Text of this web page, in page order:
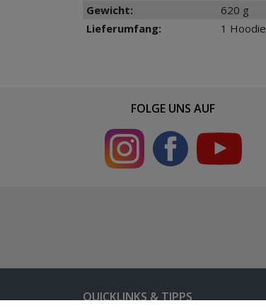
Gewicht:
620 g
Lieferumfang:
1 Hoodie
FOLGE UNS AUF
QUICKLINKS & TIPPS